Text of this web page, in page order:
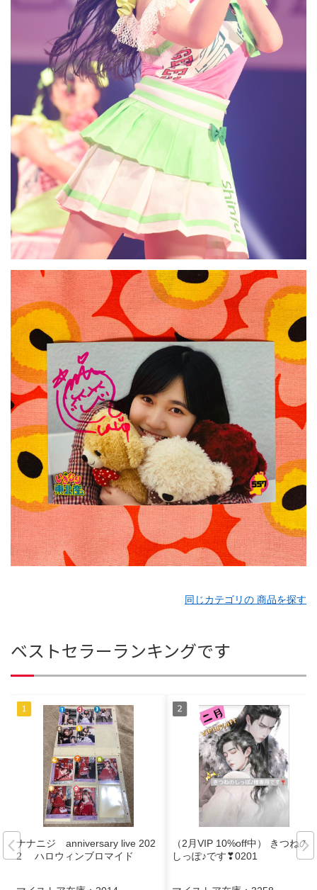
同じカテゴリの 商品を探す
ベストセラーランキングです
ナナニジ anniversary live 202
2 ハロウィンブロマイド
（2月VIP 10%off中） きつねの
しっぽ♪です❣0201